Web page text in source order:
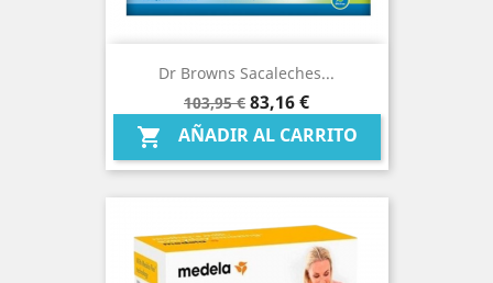
Dr Browns Sacaleches...
Precio
base
103,95 € Precio
83,16 €
 AÑADIR AL CARRITO